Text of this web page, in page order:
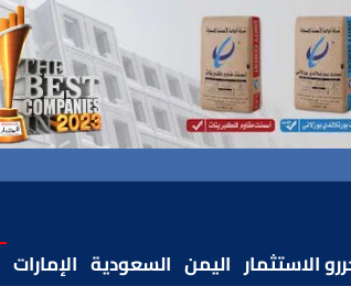
الاستثمار اليمن السعودية الإمارات